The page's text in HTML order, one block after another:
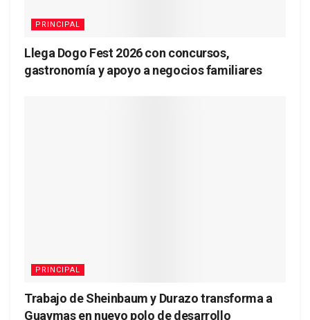
PRINCIPAL
Llega Dogo Fest 2026 con concursos,
gastronomía y apoyo a negocios familiares
PRINCIPAL
Trabajo de Sheinbaum y Durazo transforma a
Guaymas en nuevo polo de desarrollo